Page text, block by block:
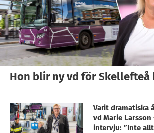
Hon blir ny vd för Skellefteå
Varit dramatiska
vd Marie
intervju: ”Inte